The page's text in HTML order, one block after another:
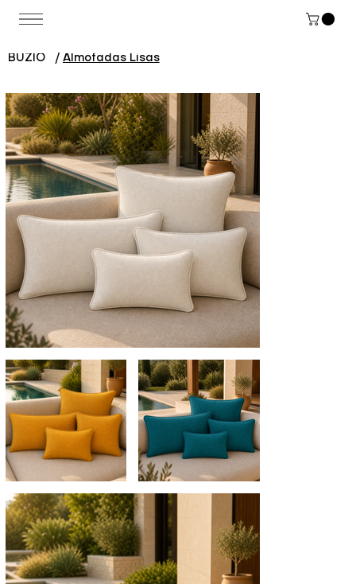
BUZIO / Almofadas Lisas